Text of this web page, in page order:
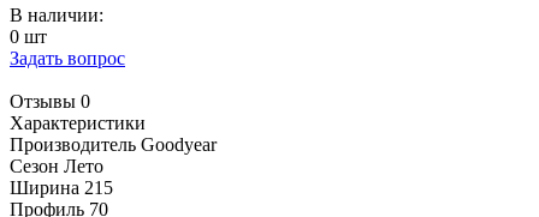
В наличии:
0 шт
Задать вопрос
Отзывы 0
Характеристики
Производитель Goodyear
Сезон Лето
Ширина 215
Профиль 70